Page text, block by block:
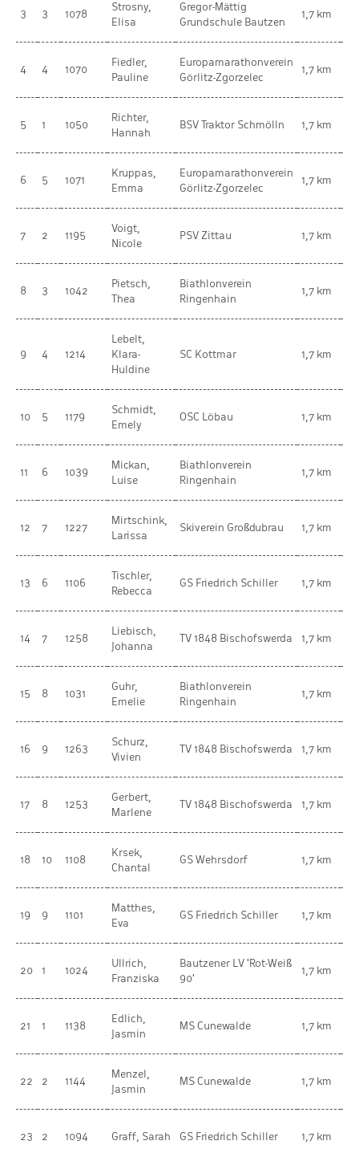
3 3 1078
Strosny,
Elisa
Gregor-Mättig
Grundschule Bautzen
1,7 km
4 4 1070
Fiedler,
Pauline
Europamarathonverein
Görlitz-Zgorzelec
1,7 km
5 1 1050
Richter,
Hannah
BSV Traktor Schmölln 1,7 km
6 5 1071
Kruppas,
Emma
Europamarathonverein
Görlitz-Zgorzelec
1,7 km
7 2 1195
Voigt,
Nicole
PSV Zittau 1,7 km
8 3 1042
Pietsch,
Thea
Biathlonverein
Ringenhain
1,7 km
9 4 1214
Lebelt,
Klara-
Huldine
SC Kottmar 1,7 km
10 5 1179
Schmidt,
Emely
OSC Löbau 1,7 km
11 6 1039
Mickan,
Luise
Biathlonverein
Ringenhain
1,7 km
12 7 1227
Mirtschink,
Larissa
Skiverein Großdubrau 1,7 km
13 6 1106
Tischler,
Rebecca
GS Friedrich Schiller 1,7 km
14 7 1258
Liebisch,
Johanna
TV 1848 Bischofswerda 1,7 km
15 8 1031
Guhr,
Emelie
Biathlonverein
Ringenhain
1,7 km
16 9 1263
Schurz,
Vivien
TV 1848 Bischofswerda 1,7 km
17 8 1253
Gerbert,
Marlene
TV 1848 Bischofswerda 1,7 km
18 10 1108
Krsek,
Chantal
GS Wehrsdorf 1,7 km
19 9 1101
Matthes,
Eva
GS Friedrich Schiller 1,7 km
20 1 1024
Ullrich,
Franziska
Bautzener LV 'Rot-Weiß
90'
1,7 km
21 1 1138
Edlich,
Jasmin
MS Cunewalde 1,7 km
22 2 1144
Menzel,
Jasmin
MS Cunewalde 1,7 km
23 2 1094 Graff, Sarah GS Friedrich Schiller 1,7 km